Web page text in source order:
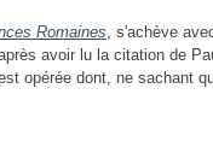
Romaines, s'achève
avoir lu la citation de
opérée dont, ne sachant